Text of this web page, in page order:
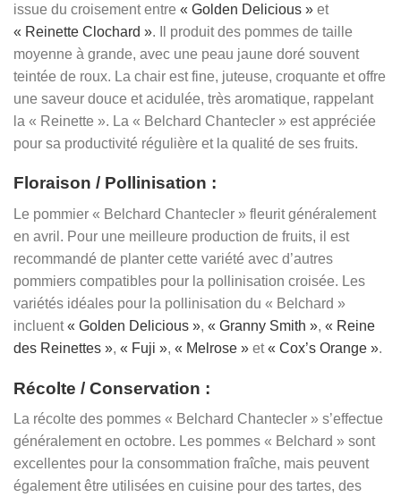
issue du croisement entre « Golden Delicious » et
« Reinette Clochard ». Il produit des pommes de taille
moyenne à grande, avec une peau jaune doré souvent
teintée de roux. La chair est fine, juteuse, croquante et offre
une saveur douce et acidulée, très aromatique, rappelant
la « Reinette ». La « Belchard Chantecler » est appréciée
pour sa productivité régulière et la qualité de ses fruits.
Floraison / Pollinisation :
Le pommier « Belchard Chantecler » fleurit généralement
en avril. Pour une meilleure production de fruits, il est
recommandé de planter cette variété avec d’autres
pommiers compatibles pour la pollinisation croisée. Les
variétés idéales pour la pollinisation du « Belchard »
incluent« Golden Delicious », « Granny Smith », « Reine
des Reinettes », « Fuji », « Melrose » et« Cox’s Orange ».
Récolte / Conservation :
La récolte des pommes « Belchard Chantecler » s’effectue
généralement en octobre. Les pommes « Belchard » sont
excellentes pour la consommation fraîche, mais peuvent
également être utilisées en cuisine pour des tartes, des